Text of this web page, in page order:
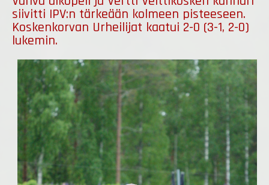
siivitti IPV:n tärkeään kolmeen pisteeseen.
Koskenkorvan Urheilijat kaatui 2-0 (3-1, 2-0)
lukemin.